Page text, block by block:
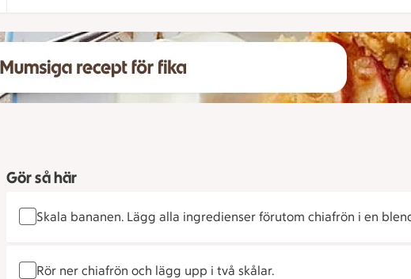
Gör så här
Skala bananen. Lägg alla ingredienser förutom chiafrön i en
Rör ner chiafrön och lägg upp i två skålar.